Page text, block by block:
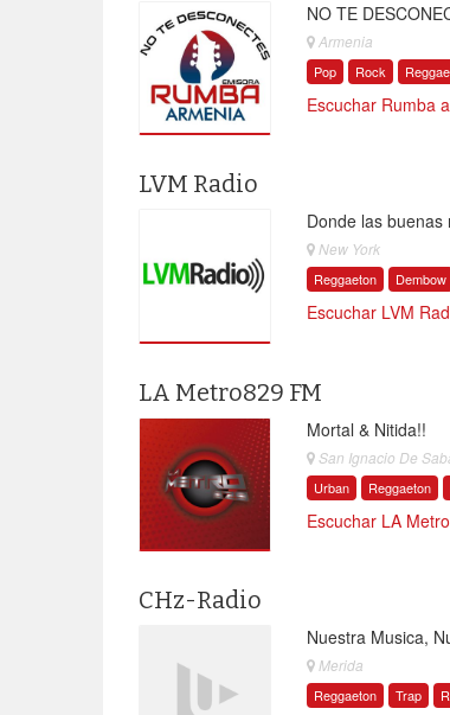
NO TE
Armenia
Pop Rock
Escuchar Rumba
LVM Radio
Donde las buenas
New York
Reggaeton Dembow
Escuchar LVM
LA Metro829 FM
Mortal & Nitida!!
San Ignacio De
Urban Reggaeton
Escuchar LA
CHz-Radio
Nuestra Musica,
Merida
Reggaeton Trap